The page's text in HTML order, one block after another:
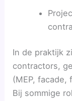
In de praktijk
contractors,
(MEP,
Bij sommige